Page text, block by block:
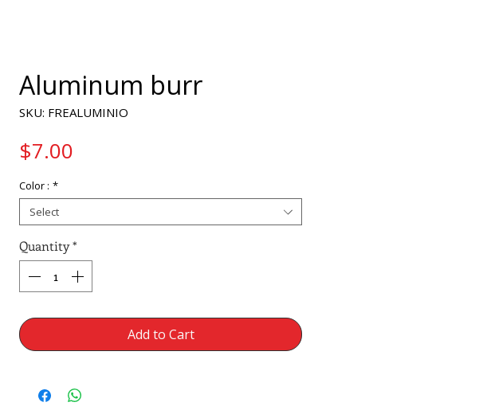
Aluminum burr
SKU: FREALUMINIO
$7.00
Color : *
Select
Quantity*
Add to Cart